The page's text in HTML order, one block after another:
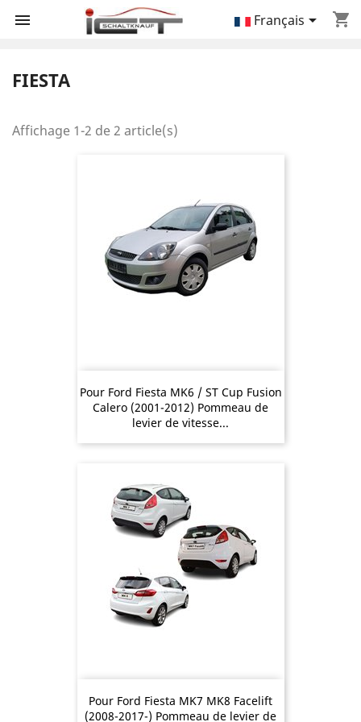
 shopping_cart
Français
FIESTA
Affichage 1-2 de 2 article(s)
Pour Ford Fiesta MK6 / ST Cup Fusion
Calero (2001-2012) Pommeau de
levier de vitesse...
Pour Ford Fiesta MK7 MK8 Facelift
(2008-2017-) Pommeau de levier de